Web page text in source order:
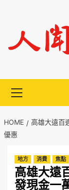
content
Menu
HOME
高雄大遠百
優惠
地方 消費 焦點
高雄大遠
發現金一